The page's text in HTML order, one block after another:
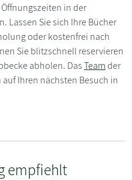
in der
Lassen Sie sich Ihre Bücher
oder kostenfrei nach
Sie blitzschnell reservieren
abholen. DasTeamder
Ihren nächsten Besuch in
empfiehlt